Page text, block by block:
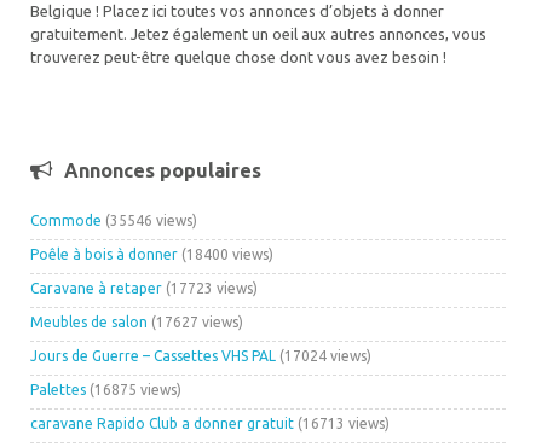
Belgique ! Placez ici toutes vos annonces d’objets à donner
gratuitement. Jetez également un oeil aux autres annonces, vous
trouverez peut-être quelque chose dont vous avez besoin !
Annonces populaires
Commode (35546 views)
Poêle à bois à donner (18400 views)
Caravane à retaper (17723 views)
Meubles de salon (17627 views)
Jours de Guerre – Cassettes VHS PAL (17024 views)
Palettes (16875 views)
caravane Rapido Club a donner gratuit (16713 views)